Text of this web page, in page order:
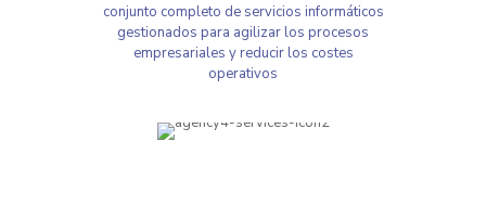
conjunto completo de servicios informáticos
gestionados para agilizar los procesos
empresariales y reducir los costes
operativos